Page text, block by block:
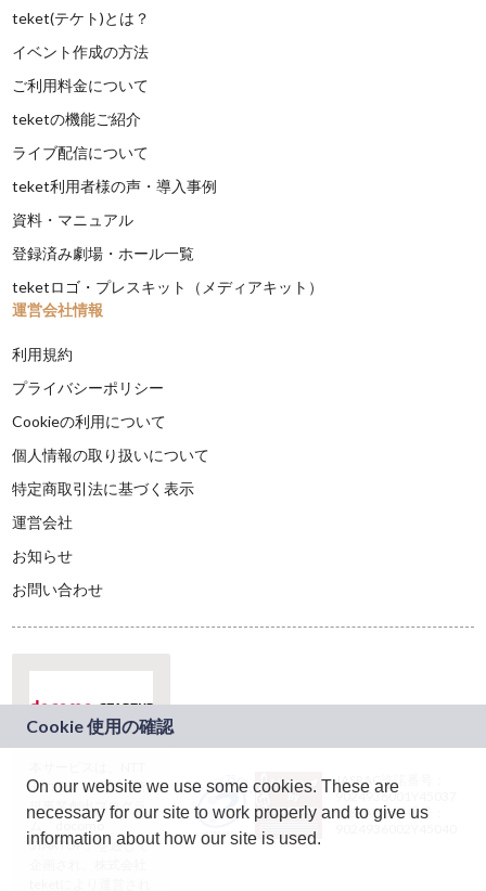
teket(テケト)とは？
イベント作成の方法
ご利用料金について
teketの機能ご紹介
ライブ配信について
teket利用者様の声・導入事例
資料・マニュアル
登録済み劇場・ホール一覧
teketロゴ・プレスキット（メディアキット）
運営会社情報
利用規約
プライバシーポリシー
Cookieの利用について
個人情報の取り扱いについて
特定商取引法に基づく表示
運営会社
お知らせ
お問い合わせ
ドコモグループの新
規事業創出プログラ
ム「docomo
STARTUP」を通じて
JASRAC許諾番号：
9024936001Y45037
JASRAC許諾番号：
On our website we use some cookies. These are
necessary for our site to work properly and to give us
information about how our site is used.